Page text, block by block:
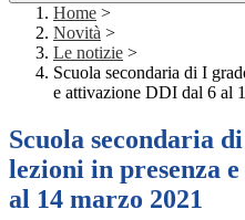
Home >
Novità >
Le notizie >
Scuola secondaria di I
e attivazione DDI dal 6 al
Scuola secondaria
lezioni in presenza
al 14 marzo 2021